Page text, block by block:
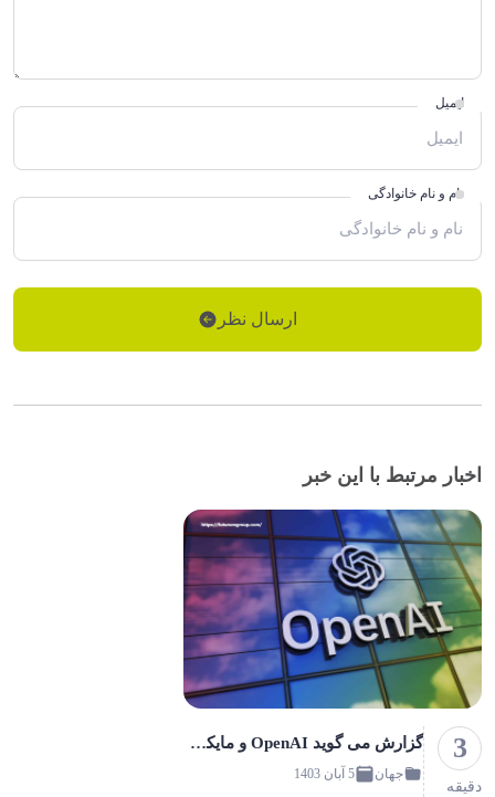
ایمیل
نام و نام خانوادگی
ارسال نظر
اخبار مرتبط با این خبر
3
دقیقه
گزارش می گوید OpenAI و مایکروسافت در مورد سهام شرکت پس از انتقال به شرکت انتفاعی بحث می‌کنند!
جهان 5 آبان 1403